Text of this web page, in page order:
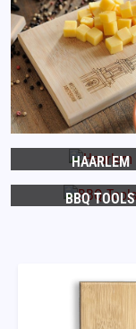
HAARLEM
BBQ TOOLS